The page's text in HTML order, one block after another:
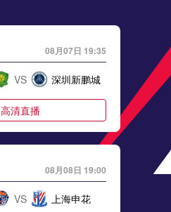
08月07日 19:35
VS 深圳新鹏城
高清直播
08月08日 19:00
VS 上海申花